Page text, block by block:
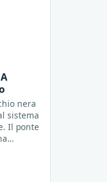
nera
sistema
Il ponte